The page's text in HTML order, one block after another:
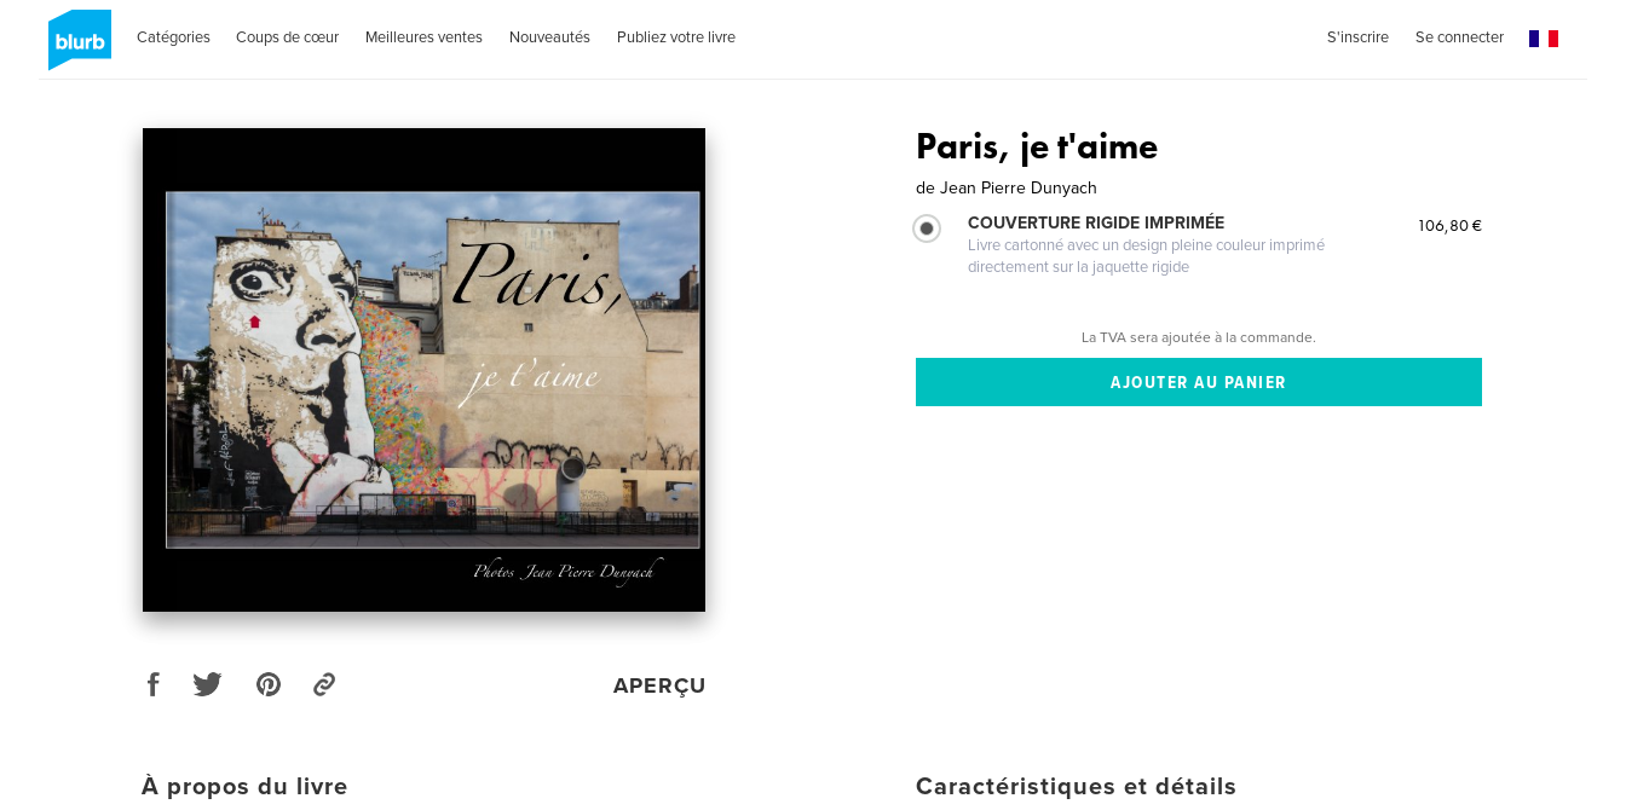
Catégories Coups de cœur Meilleures ventes Nouveautés Publiez votre livre S'inscrire Se connecter
APERÇU
Paris, je t'aime
de Jean Pierre Dunyach
COUVERTURE RIGIDE IMPRIMÉE
Livre cartonné avec un design pleine couleur imprimé
directement sur la jaquette rigide
106,80 €
La TVA sera ajoutée à la commande.
À propos du livre Caractéristiques et détails